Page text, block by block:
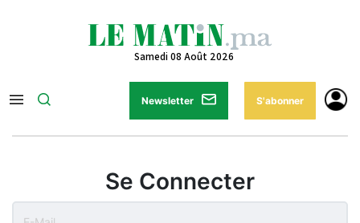
Samedi 08 Août 2026
Newsletter S'abonner
Se Connecter